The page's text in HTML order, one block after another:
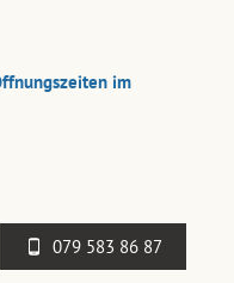
im
079 583 86 87